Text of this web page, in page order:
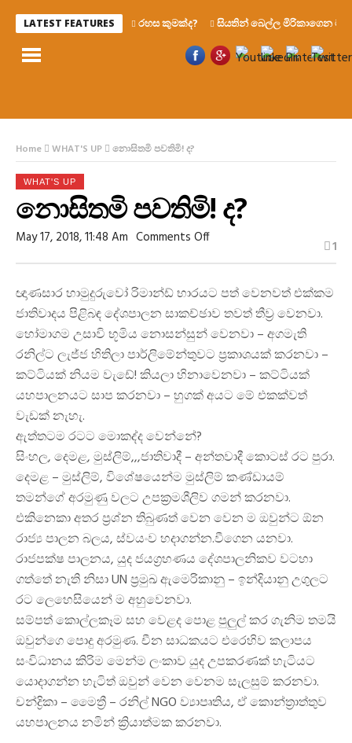
LATEST FEATURES රහස කුමක්ද? සියතින් බෙල්ල මිරිකාගෙන
Home WHAT'S UP නොසිතමි පවතිමි! ද?
WHAT'S UP
නොසිතමි පවතිමි! ද?
May 17, 2018, 11:48 Am Comments OffOn
පවතිමි!
1
ඥාණසාර හාමුදුරුවෝ රිමාන්ඩ් භාරයට පත් වෙනවත් එක්කම
ජාතිවාදය පිළිබඳ දේශපාලන සාකච්ඡාව තවත් තීව්‍ර වෙනවා.
හෝමාගම උසාවි භූමිය නොසන්සුන් වෙනවා – අගමැති
රනිල්ට ලැජ්ජ හිතිලා පාර්ලිමේන්තුවට ප්‍රකාශයක් කරනවා –
කට්ටියක් නියම වැඩේ! කියලා හිනාවෙනවා – කට්ටියක්
යහපාලනයට සාප කරනවා – හුගක් අයට මේ එකක්වත්
වැඩක් නැහැ.
ඇත්තටම රටට මොකද්ද වෙන්නේ?
සිංහල, දෙමළ, මුස්ලිම්,,,ජාතිවාදී – අන්තවාදී කොටස් රට පුරා.
දෙමළ – මුස්ලිම්, විශේෂයෙන්ම මුස්ලිම් කණ්ඩායම්
තමන්ගේ අරමුණු වලට උපක්‍රමශීලිව ගමන් කරනවා.
එකිනෙකා අතර ප්‍රශ්න තිබුණත් වෙන වෙන ම ඔවුන්ට ඕන
රාජ්‍ය පාලන බලය, ස්වයංව හදාගන්න.වීගෙන යනවා.
රාජපක්ෂ පාලනය, යුද ජයග්‍රහණය දේශපාලනිකව වටහා
ගත්තේ නැති නිසා UN ප්‍රමුඛ ඇමෙරිකානු – ඉන්දියානු උගුලට
රට ලෙහෙසියෙන් ම අහුවෙනවා.
සම්පත් කොල්ලකෑම සහ වෙළද පොළ පුලුල් කර ගැනිම තමයි
ඔවුන්ගෙ පොදු අරමුණ. චීන සාධකයට එරෙහිව කලාපය
සංවිධානය කිරිම මෙන්ම ලංකාව යුද උපකරණක් හැටියට
යොදාගන්න හැටිත් ඔවුන් වෙන වෙනම සැලසුම් කරනවා.
චන්ද්‍රිකා – මෛත්‍රී – රනිල් NGO ව්‍යාපෘතිය, ඒ කොන්ත්‍රාත්තුව
යහපාලනය නමින් ක්‍රියාත්මක කරනවා.